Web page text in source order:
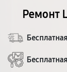
Ремонт